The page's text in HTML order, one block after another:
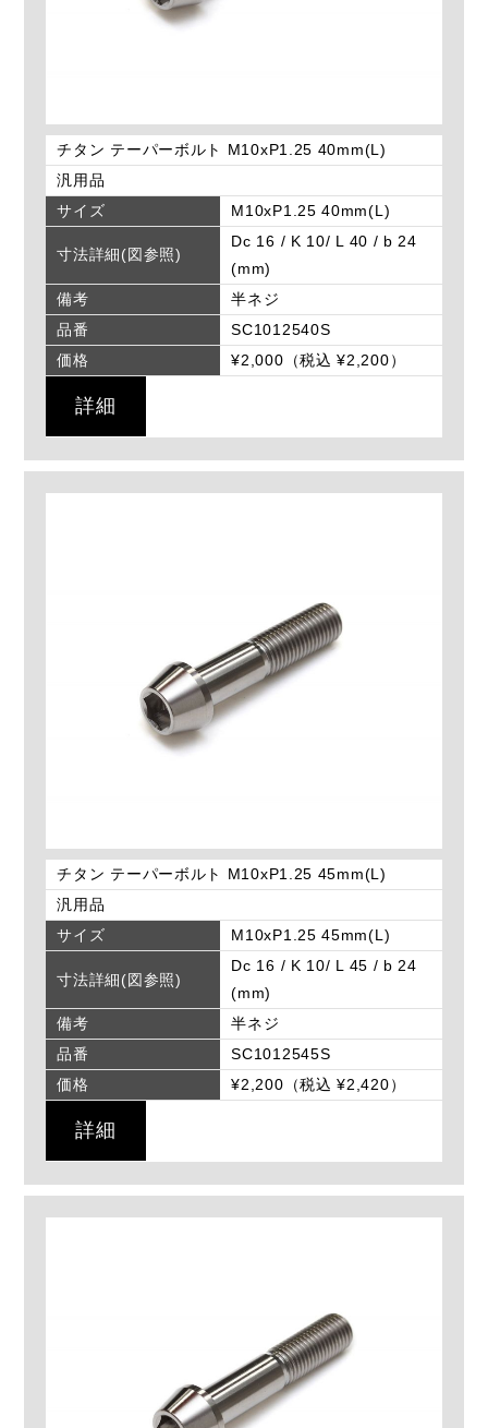
チタン テーパーボルト M10xP1.25 40mm(L)
汎用品
サイズ
M10xP1.25 40mm(L)
寸法詳細(図参照)
Dc 16 / K 10/ L 40 / b 24
(mm)
備考
半ネジ
品番
SC1012540S
価格
¥2,000（税込 ¥2,200）
詳細
チタン テーパーボルト M10xP1.25 45mm(L)
汎用品
サイズ
M10xP1.25 45mm(L)
寸法詳細(図参照)
Dc 16 / K 10/ L 45 / b 24
(mm)
備考
半ネジ
品番
SC1012545S
価格
¥2,200（税込 ¥2,420）
詳細